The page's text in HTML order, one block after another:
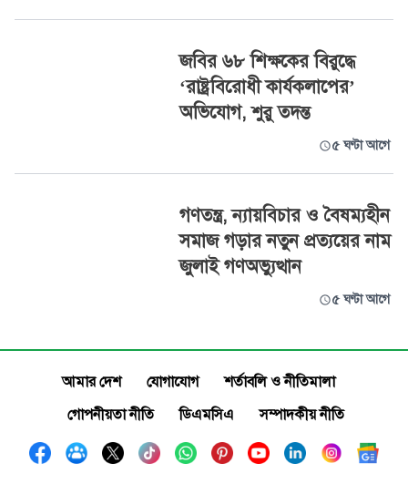
জবির ৬৮ শিক্ষকের বিরুদ্ধে
‘রাষ্ট্রবিরোধী কার্যকলাপের’
অভিযোগ, শুরু তদন্ত
৫ ঘণ্টা আগে
গণতন্ত্র, ন্যায়বিচার ও বৈষম্যহীন
সমাজ গড়ার নতুন প্রত্যয়ের নাম
জুলাই গণঅভ্যুত্থান
৫ ঘণ্টা আগে
আমার দেশ যোগাযোগ
শর্তাবলি ও নীতিমালা
গোপনীয়তা নীতি
ডিএমসিএ সম্পাদকীয় নীতি